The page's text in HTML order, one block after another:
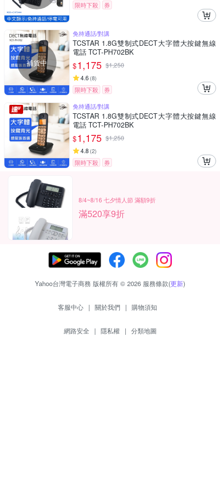
限時下殺
券
補貨中
免持通話/對講
TCSTAR 1.8G雙制式DECT大字體大按鍵無線
電話 TCT-PH702BK
$1,175 $1,250
4.6 (8)
限時下殺
券
免持通話/對講
TCSTAR 1.8G雙制式DECT大字體大按鍵無線
電話 TCT-PH702BK
$1,175 $1,250
4.8 (2)
限時下殺 券
8/4~8/16 七夕情人節 滿額9折
滿520享9折
Yahoo台灣電子商務 版權所有 © 2026 服務條款(更新)
客服中心 | 關於我們 | 購物須知
網路安全 | 隱私權 | 分類地圖